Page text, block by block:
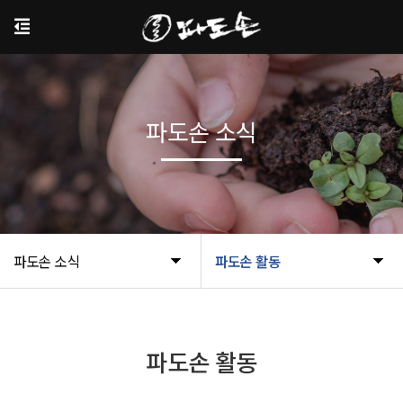
파도손 소식 파도손 활동
파도손 소식
파도손 활동